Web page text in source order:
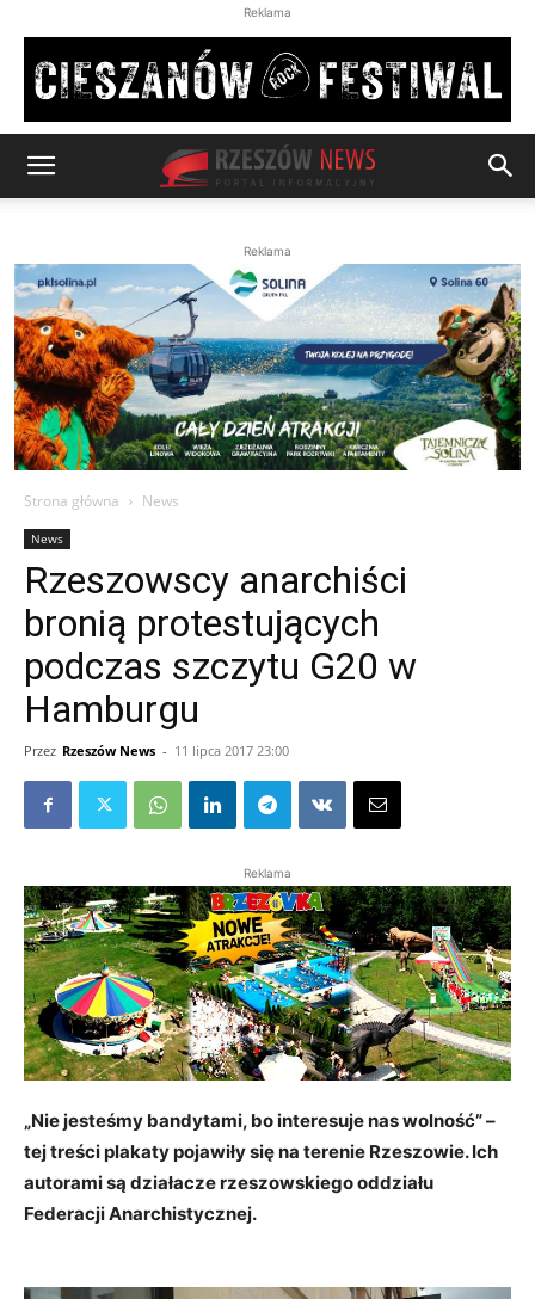
Reklama
Reklama
Strona główna News
News
Rzeszowscy anarchiści
bronią protestujących
podczas szczytu G20 w
Hamburgu
Przez Rzeszów News - 11 lipca 2017 23:00
Reklama
„Nie jesteśmy bandytami, bo interesuje nas wolność” –
tej treści plakaty pojawiły się na terenie Rzeszowie. Ich
autorami są działacze rzeszowskiego oddziału
Federacji Anarchistycznej.